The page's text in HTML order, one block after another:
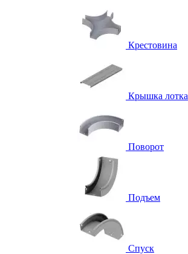
Крестовина
Крышка лотка
Поворот
Подъем
Спуск